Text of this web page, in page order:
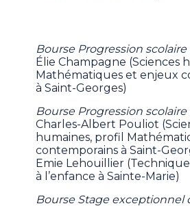
Bourse Progression
Élie Champagne (Sciences
Mathématiques et enjeux
à Saint-Georges)
Bourse Progression scolaire
Charles-Albert Pouliot
humaines, profil
contemporains à Saint-
Emie Lehouillier
à l’enfance à Sainte-Marie)
Bourse Stage exceptionnel